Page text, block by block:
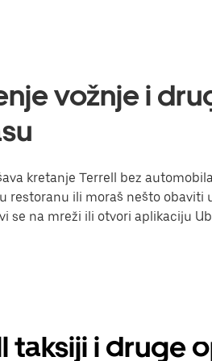
vožnje i
kretanje Terrell bez
restoranu ili moraš nešto obaviti
se na mreži ili otvori aplikaciju
taksiji i druge